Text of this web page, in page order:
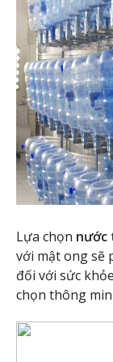
Lựa chọn nước
với mật ong sẽ
đối với sức
chọn thông